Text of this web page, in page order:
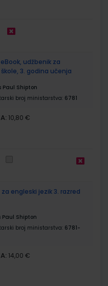
eBook, udžbenik za
3. godina učenja
Paul Shipton
broj ministarstva: 6781
10,80 €
za engleski jezik 3. razred
Paul Shipton
broj ministarstva: 6781-
14,00 €